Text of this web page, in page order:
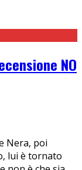
NO
Nera, poi
lui è tornato